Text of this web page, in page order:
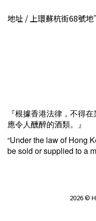
地址 / 上環蘇杭街68號地
『根據香港法律，不得
應令人醺醉的酒類。』
“Under the law of Hong
be sold or supplied to a
2026 ©